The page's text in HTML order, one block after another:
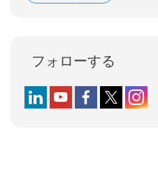
フォローする
Follow us on LinkedIn
Follow us on YouTube
Follow us on
Follow us